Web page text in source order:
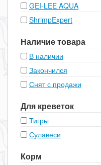
GEI-LEE AQUA
ShrimpExpert
Наличие товара
В наличии
Закончился
Снят с продажи
Для креветок
Тигры
Сулавеси
Корм